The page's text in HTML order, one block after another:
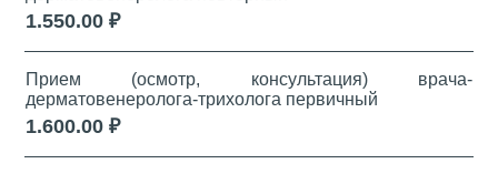
1.550.00 ₽
Прием (осмотр, консультация) врача-
дерматовенеролога-трихолога первичный
1.600.00 ₽